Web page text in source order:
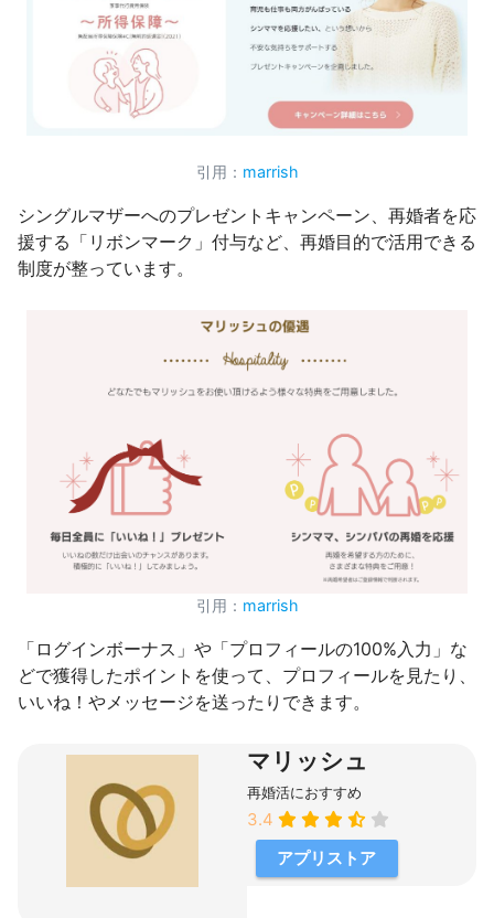
引用： marrish
シングルマザーへのプレゼントキャンペーン、再婚者を応
援する「リボンマーク」付与など、再婚目的で活用できる
制度が整っています。
引用： marrish
「ログインボーナス」や「プロフィールの100%入力」な
どで獲得したポイントを使って、プロフィールを見たり、
いいね！やメッセージを送ったりできます。
マリッシュ
再婚活におすすめ
3.4
アプリストア